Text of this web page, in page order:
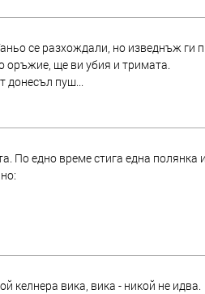
се разхождали, но изведнъж ги
оръжие, ще ви убия и тримата.
донесъл пуш...
По едно време стига една полянка
келнера вика, вика - никой не идва.